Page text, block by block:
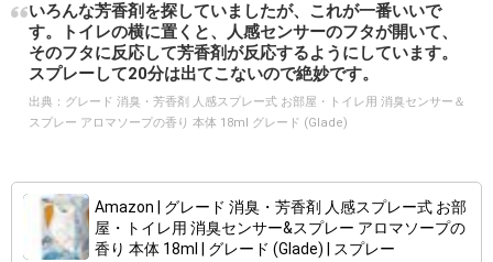
いろんな芳香剤を探していましたが、これが一番いいで
す。トイレの横に置くと、人感センサーのフタが開いて、
そのフタに反応して芳香剤が反応するようにしています。
スプレーして20分は出てこないので絶妙です。
出典： グレード 消臭・芳香剤 人感スプレー式 お部屋・トイレ用 消臭センサー＆
スプレー アロマソープの香り 本体 18ml グレード (Glade)
Amazon | グレード 消臭・芳香剤 人感スプレー式 お部
屋・トイレ用 消臭センサー&スプレー アロマソープの
香り 本体 18ml | グレード (Glade) | スプレー